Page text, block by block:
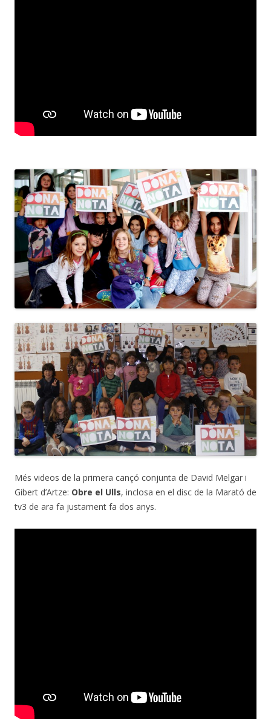
Més videos de la primera cançó conjunta de David Melgar i
Gibert d’Artze: Obre el Ulls, inclosa en el disc de la Marató de
tv3 de ara fa justament fa dos anys.